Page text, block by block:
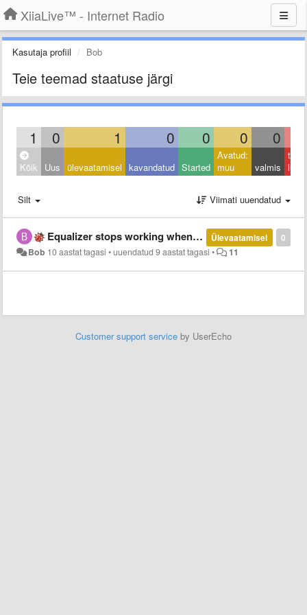
XiiaLive™ - Internet Radio
Kasutaja profiil Bob
Teie teemad staatuse järgi
1 0 1 0 0 0 0
Kõik Uus ülevaatamisel kavandatud Started
Avatud:
muu
valmis
Silt Viimati uuendatud
0
Ülevaatamisel
Equalizer stops working when I press the stop button.
Bob 10 aastat tagasi •uuendatud9 aastat tagasi • 11
Customer support service by UserEcho